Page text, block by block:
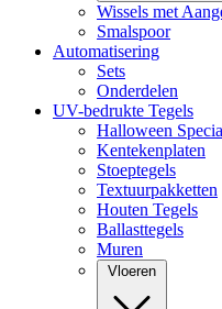
Wissels met
Smalspoor
Automatisering
Sets
Onderdelen
UV-bedrukte Tegels
Halloween
Kentekenplaten
Stoeptegels
Textuurpakketten
Houten Tegels
Ballasttegels
Muren
Vloeren